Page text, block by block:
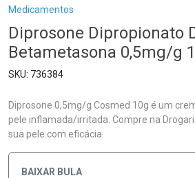
Breadcrumb
Medicamentos
Diprosone Dipropionato
Betametasona 0,5mg/g
736384
Diprosone 0,5mg/g Cosmed 10g é um
pele inflamada/irritada. Compre na
sua pele com eficácia.
BAIXAR BULA